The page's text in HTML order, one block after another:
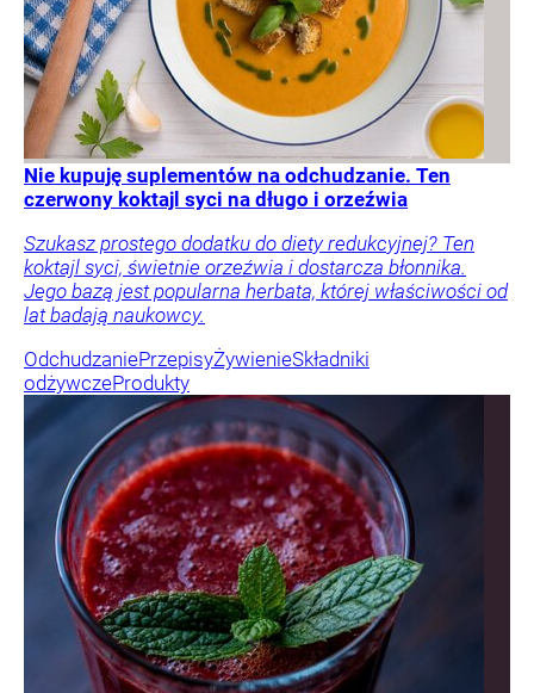
Nie kupuję suplementów na odchudzanie. Ten
czerwony koktajl syci na długo i orzeźwia
Szukasz prostego dodatku do diety redukcyjnej? Ten
koktajl syci, świetnie orzeźwia i dostarcza błonnika.
Jego bazą jest popularna herbata, której właściwości od
lat badają naukowcy.
OdchudzaniePrzepisyŻywienieSkładniki
odżywczeProdukty